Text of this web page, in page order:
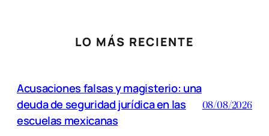
LO MÁS RECIENTE
Acusaciones falsas y magisterio: una
deuda de seguridad jurídica en las
escuelas mexicanas
08/08/2026